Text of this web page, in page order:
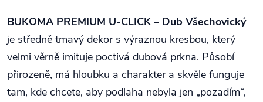
BUKOMA PREMIUM U-CLICK – Dub Všechovický
je středně tmavý dekor s výraznou kresbou, který
velmi věrně imituje poctivá dubová prkna. Působí
přirozeně, má hloubku a charakter a skvěle funguje
tam, kde chcete, aby podlaha nebyla jen „pozadím“,